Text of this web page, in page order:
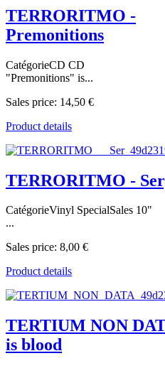
TERRORITMO -
Premonitions
CatégorieCD CD
"Premonitions" is...
Sales price: 14,50 €
Product details
TERRORITMO -
CatégorieVinyl SpecialSales 10"
...
Sales price: 8,00 €
Product details
TERTIUM NON
is blood